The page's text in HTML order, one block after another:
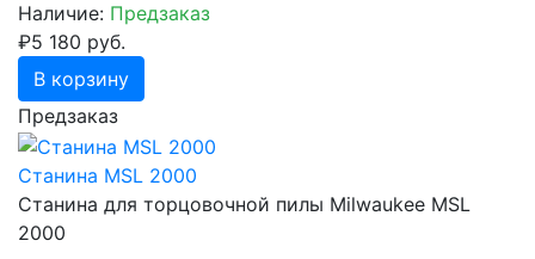
Наличие: Предзаказ
₽5 180 руб.
В корзину
Предзаказ
Станина MSL 2000
Станина для торцовочной пилы Milwaukee MSL
2000